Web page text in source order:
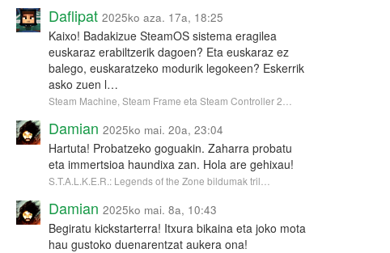
Daflipat 2025ko aza. 17a, 18:25
Kaixo! Badakizue SteamOS sistema eragilea
euskaraz erabiltzerik dagoen? Eta euskaraz ez
balego, euskaratzeko modurik legokeen? Eskerrik
asko zuen l…
Steam Machine, Steam Frame eta Steam Controller 2…
Damian 2025ko mai. 20a, 23:04
Hartuta! Probatzeko goguakin. Zaharra probatu
eta immertsioa haundixa zan. Hola are gehixau!
S.T.A.L.K.E.R.: Legends of the Zone bildumak tril…
Damian 2025ko mai. 8a, 10:43
Begiratu kickstarterra! Itxura bikaina eta joko mota
hau gustoko duenarentzat aukera ona!